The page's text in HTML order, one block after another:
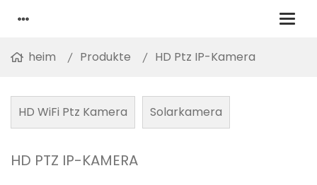
heim Produkte HD Ptz IP-Kamera
HD WiFi Ptz Kamera Solarkamera
HD PTZ IP-KAMERA